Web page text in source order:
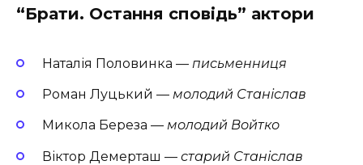
“Брати. Остання сповідь” актори
Наталія Половинка — письменниця
Роман Луцький — молодий Станіслав
Микола Береза — молодий Войтко
Віктор Демерташ — старий Станіслав